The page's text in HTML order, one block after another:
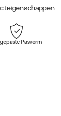
Pasvorm